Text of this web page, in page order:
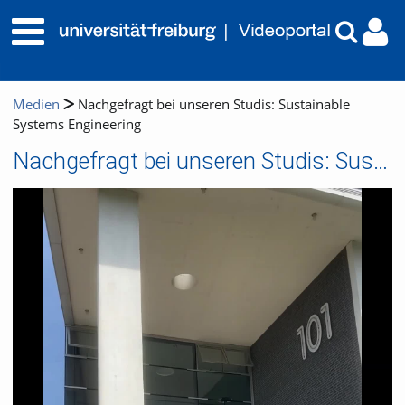
Medien
Nachgefragt bei unseren Studis: Sustainable
Systems Engineering
Nachgefragt bei unseren Studis: Sustainable Systems Engineering